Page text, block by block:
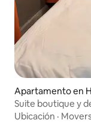
Apartamento en
Suite boutique y
Ubicación ·